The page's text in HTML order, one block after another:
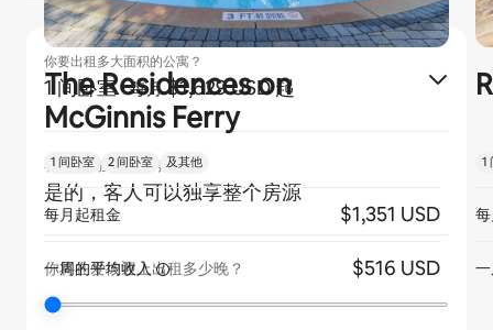
你要出租多大面积的公寓？
1 间卧室·每月$1,629 USD 起
客人是否独享整个房源？
是的，客人可以独享整个房源
你将在爱彼迎上出租多少晚？
The Residences on
McGinnis Ferry
1 间卧室 2 间卧室 及其他
每月起租金 $1,351 USD
一周的平均收入 $516 USD
1